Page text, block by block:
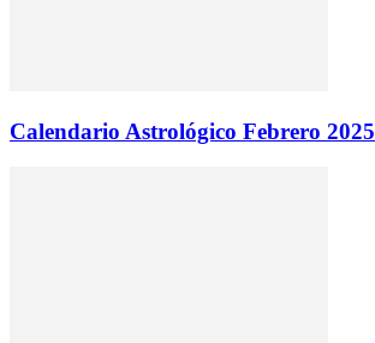
Calendario Astrológico Febrero 2025